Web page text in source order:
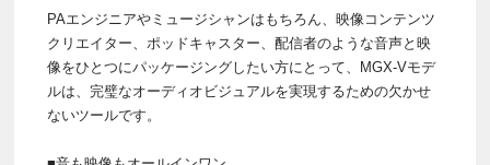
PAエンジニアやミュージシャンはもちろん、映像コンテンツ
クリエイター、ポッドキャスター、配信者のような音声と映
像をひとつにパッケージングしたい方にとって、MGX-Vモデ
ルは、完璧なオーディオビジュアルを実現するための欠かせ
ないツールです。